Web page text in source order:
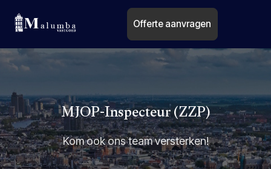
Offerte aanvragen
MJOP-Inspecteur (ZZP)
Kom ook ons team versterken!